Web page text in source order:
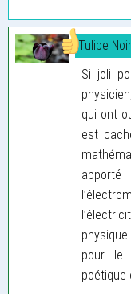
Tulipe
Si joli
qui ont
est
pour le
poétique